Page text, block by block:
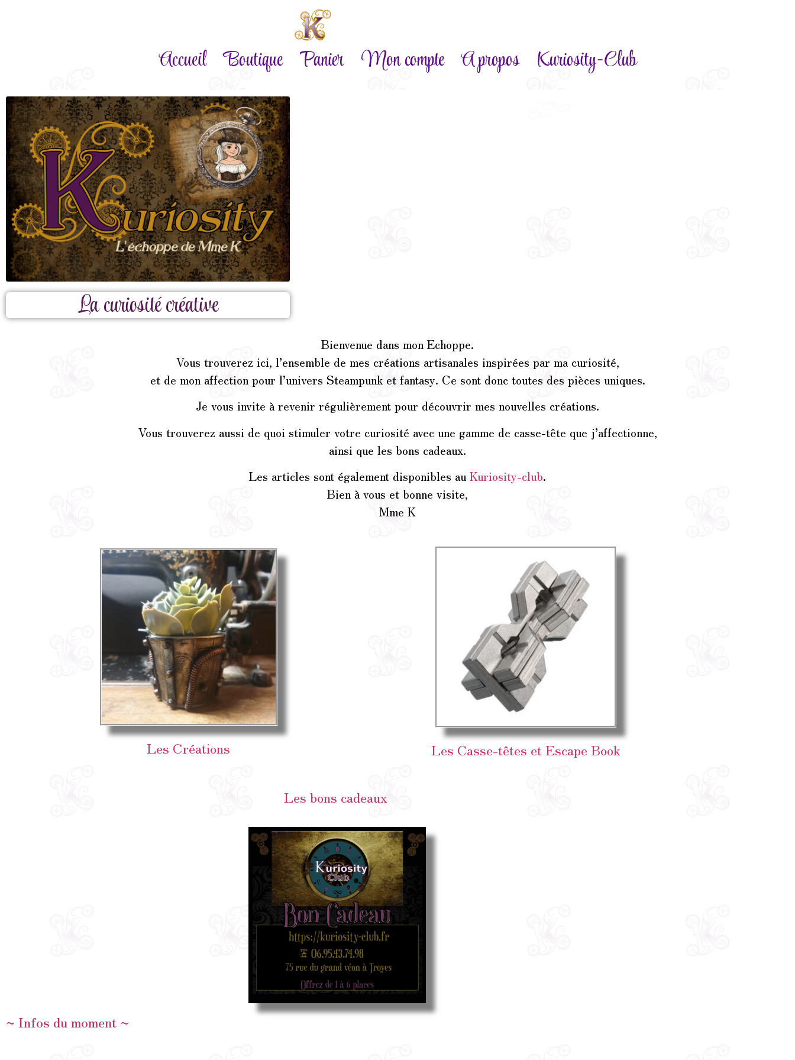
Accueil Boutique Panier Mon compte A propos Kuriosity-Club
La curiosité créative
Bienvenue dans mon Echoppe.
Vous trouverez ici, l’ensemble de mes créations artisanales inspirées par ma curiosité,
et de mon affection pour l’univers Steampunk et fantasy. Ce sont donc toutes des pièces uniques.
Je vous invite à revenir régulièrement pour découvrir mes nouvelles créations.
Vous trouverez aussi de quoi stimuler votre curiosité avec une gamme de casse-tête que j’affectionne,
ainsi que les bons cadeaux.
Les articles sont également disponibles au Kuriosity-club.
Bien à vous et bonne visite,
Mme K
Les Créations Les Casse-têtes et Escape Book
Les bons cadeaux
~ Infos du moment ~